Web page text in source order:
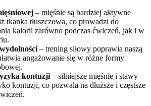
– mięśnie są bardziej aktywne
tkanka tłuszczowa, co prowadzi do
kalorii zarówno podczas ćwiczeń, jak i w
– trening siłowy poprawia naszą
angażowanie się w różne formy
kontuzji – silniejsze mięśnie i stawy
kontuzji, co pozwala na dłuższe i częstsze